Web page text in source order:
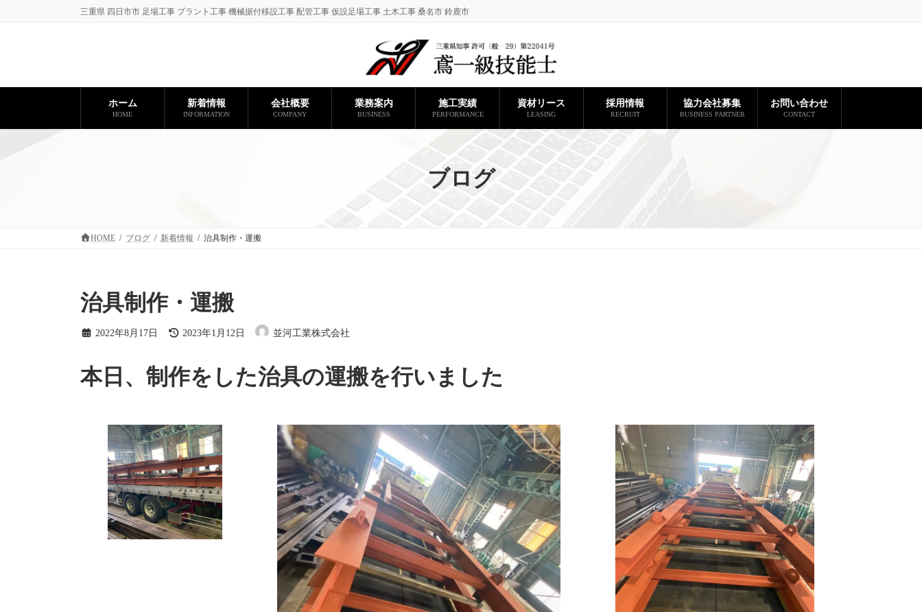
三重県 四日市市 足場工事 プラント工事 機械据付移設工事 配管工事 仮設足場工事 土木工事 桑名市 鈴鹿市
ホーム
HOME
新着情報
INFORMATION
会社概要
COMPANY
業務案内
BUSINESS
施工実績
PERFORMANCE
資材リース
LEASING
採用情報
RECRUIT
協力会社募集
BUSINESS PARTNER
お問い合わせ
CONTACT
ブログ
HOME ブログ 新着情報 治具制作・運搬
治具制作・運搬
2022年8月17日
最
新
日
時
2023年1月12日 並河工業株式会社
本日、制作をした治具の運搬を行いました